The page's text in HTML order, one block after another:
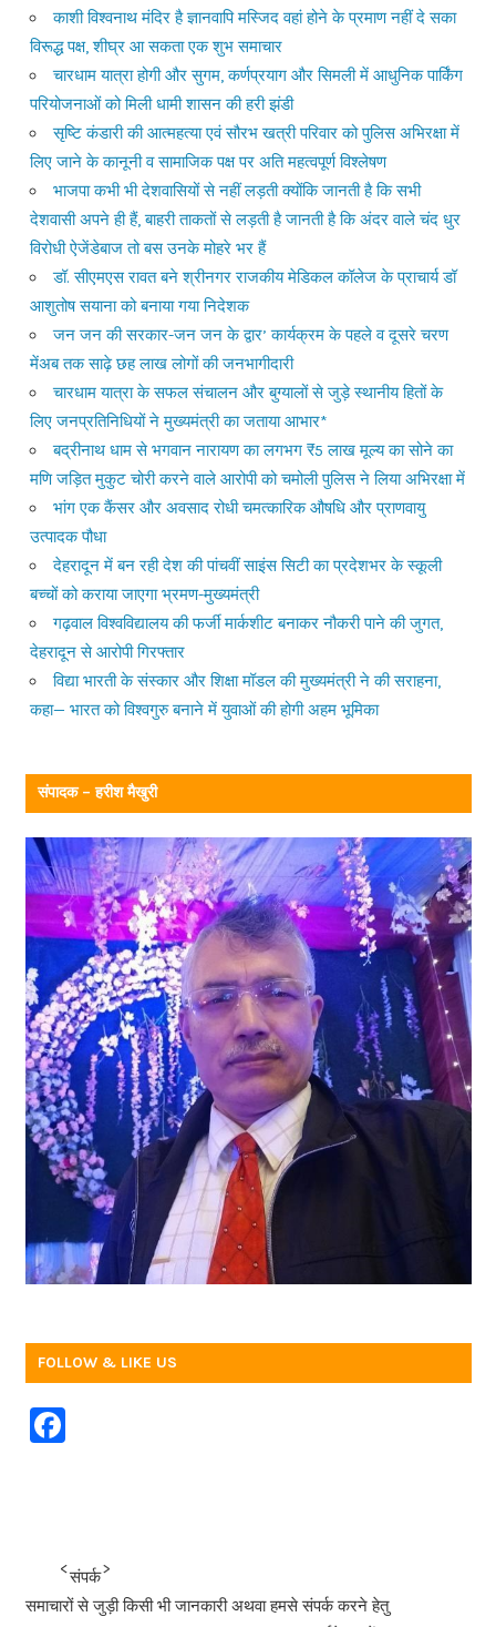
काशी विश्वनाथ मंदिर है ज्ञानवापि मस्जिद वहां होने के प्रमाण नहीं दे सका
विरूद्ध पक्ष, शीघ्र आ सकता एक शुभ समाचार
चारधाम यात्रा होगी और सुगम, कर्णप्रयाग और सिमली में आधुनिक पार्किंग
परियोजनाओं को मिली धामी शासन की हरी झंडी
सृष्टि कंडारी की आत्महत्या एवं सौरभ खत्री परिवार को पुलिस अभिरक्षा में
लिए जाने के कानूनी व सामाजिक पक्ष पर अति महत्वपूर्ण विश्लेषण
भाजपा कभी भी देशवासियों से नहीं लड़ती क्योंकि जानती है कि सभी
देशवासी अपने ही हैं, बाहरी ताकतों से लड़ती है जानती है कि अंदर वाले चंद धुर
विरोधी ऐजेंडेबाज तो बस उनके मोहरे भर हैं
डॉ. सीएमएस रावत बने श्रीनगर राजकीय मेडिकल कॉलेज के प्राचार्य डॉ
आशुतोष सयाना को बनाया गया निदेशक
जन जन की सरकार-जन जन के द्वार’ कार्यक्रम के पहले व दूसरे चरण
मेंअब तक साढ़े छह लाख लोगों की जनभागीदारी
चारधाम यात्रा के सफल संचालन और बुग्यालों से जुड़े स्थानीय हितों के
लिए जनप्रतिनिधियों ने मुख्यमंत्री का जताया आभार*
बद्रीनाथ धाम से भगवान नारायण का लगभग ₹5 लाख मूल्य का सोने का
मणि जड़ित मुकुट चोरी करने वाले आरोपी को चमोली पुलिस ने लिया अभिरक्षा में
भांग एक कैंसर और अवसाद रोधी चमत्कारिक औषधि और प्राणवायु
उत्पादक पौधा
देहरादून में बन रही देश की पांचवीं साइंस सिटी का प्रदेशभर के स्कूली
बच्चों को कराया जाएगा भ्रमण-मुख्यमंत्री
गढ़वाल विश्वविद्यालय की फर्जी मार्कशीट बनाकर नौकरी पाने की जुगत,
देहरादून से आरोपी गिरफ्तार
विद्या भारती के संस्कार और शिक्षा मॉडल की मुख्यमंत्री ने की सराहना,
कहा— भारत को विश्वगुरु बनाने में युवाओं की होगी अहम भूमिका
संपादक – हरीश मैखुरी
FOLLOW & LIKE US
F
b
o
संपर्क
समाचारों से जुड़ी किसी भी जानकारी अथवा हमसे संपर्क करने हेतु